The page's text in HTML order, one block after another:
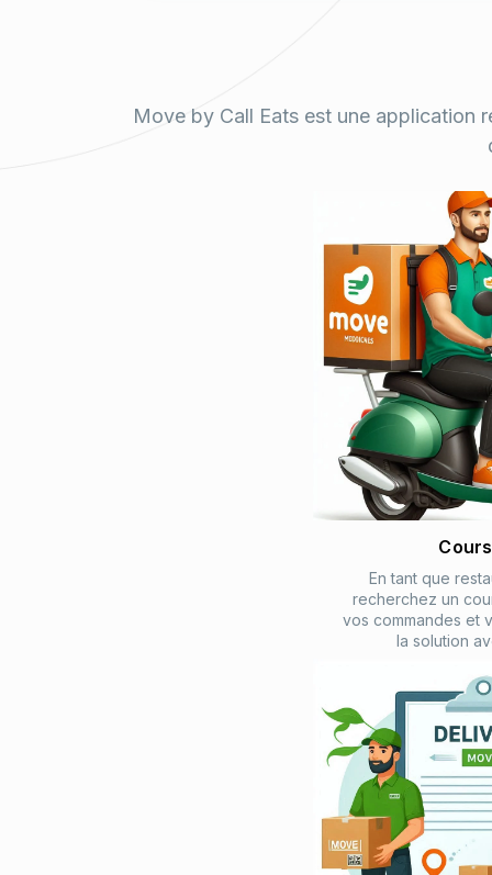
Move by Call Eats est une application
En tant que
recherchez un
vos commandes et
la solution